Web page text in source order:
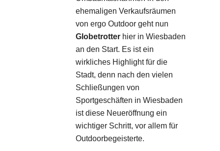
ehemaligen Verkaufsräumen
von ergo Outdoor geht nun
Globetrotter hier in Wiesbaden
an den Start. Es ist ein
wirkliches Highlight für die
Stadt, denn nach den vielen
Schließungen von
Sportgeschäften in Wiesbaden
ist diese Neueröffnung ein
wichtiger Schritt, vor allem für
Outdoorbegeisterte.